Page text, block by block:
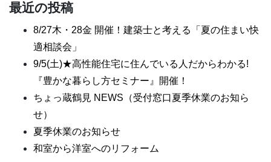
最近の投稿
8/27木・28金 開催！建築士と考える「夏の住まい快
適相談会」
9/5(土)★高性能住宅に住んでいる人だからわかる!
『豊かな暮らし方セミナー』開催！
ちょっ蔵鶴見 NEWS（受付窓口夏季休業のお知ら
せ）
夏季休業のお知らせ
和室から洋室へのリフォーム